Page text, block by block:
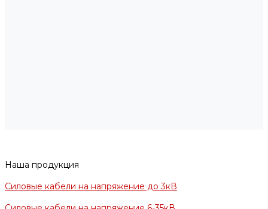
Наша продукция
Силовые кабели на напряжение до 3кВ